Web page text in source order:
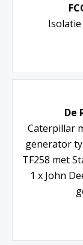
De
Caterpillar
generator
TF258 met
1 x John